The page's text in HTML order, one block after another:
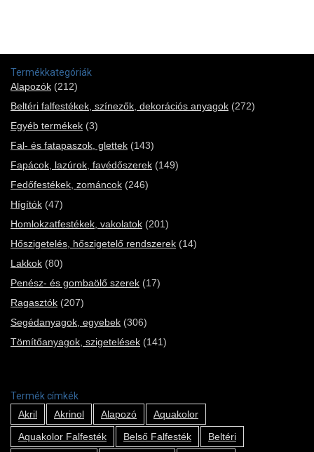
Termékkategóriák
Alapozók (212)
Beltéri falfestékek, színezők, dekorációs anyagok (272)
Egyéb termékek (3)
Fal- és fatapaszok, glettek (143)
Fapácok, lazúrok, favédőszerek (149)
Fedőfestékek, zománcok (246)
Hígítók (47)
Homlokzatfestékek, vakolatok (201)
Hőszigetelés, hőszigetelő rendszerek (14)
Lakkok (80)
Penész- és gombaölő szerek (17)
Ragasztók (207)
Segédanyagok, egyebek (306)
Tömítőanyagok, szigetelések (141)
Termék címkék
Akril
Akrinol Alapozó
Aquakolor
Aquakolor Falfesték
Belső Falfesték
Beltéri